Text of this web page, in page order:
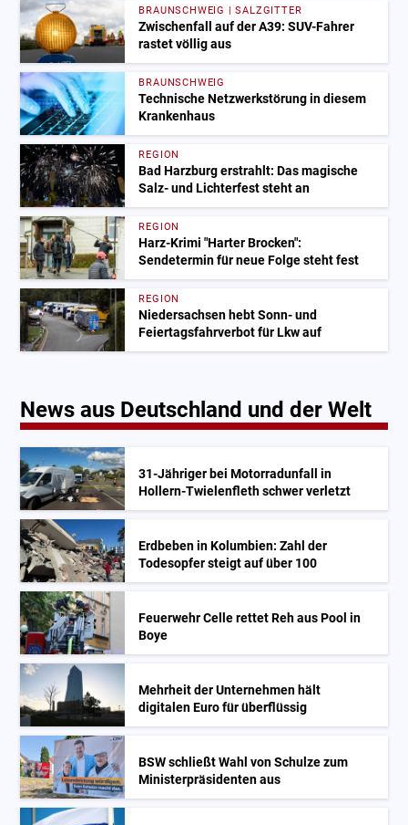
BRAUNSCHWEIG | SALZGITTER
Zwischenfall auf der A39: SUV-Fahrer
rastet völlig aus
BRAUNSCHWEIG
Technische Netzwerkstörung in diesem
Krankenhaus
REGION
Bad Harzburg erstrahlt: Das magische
Salz- und Lichterfest steht an
REGION
Harz-Krimi "Harter Brocken":
Sendetermin für neue Folge steht fest
REGION
Niedersachsen hebt Sonn- und
Feiertagsfahrverbot für Lkw auf
News aus Deutschland und der Welt
31-Jähriger bei Motorradunfall in
Hollern-Twielenfleth schwer verletzt
Erdbeben in Kolumbien: Zahl der
Todesopfer steigt auf über 100
Feuerwehr Celle rettet Reh aus Pool in
Boye
Mehrheit der Unternehmen hält
digitalen Euro für überflüssig
BSW schließt Wahl von Schulze zum
Ministerpräsidenten aus